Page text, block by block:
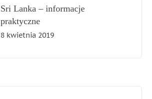
Sri Lanka – informacje
praktyczne
8 kwietnia 2019